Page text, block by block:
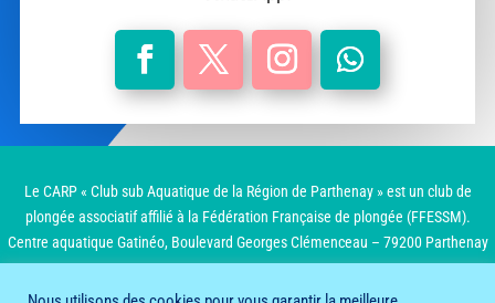
Le CARP « Club sub Aquatique de la Région de Parthenay » est un club de
plongée associatif affilié à la Fédération Française de plongée (FFESSM).
Centre aquatique Gatinéo, Boulevard Georges Clémenceau – 79200 Parthenay